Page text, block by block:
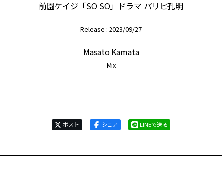
前園ケイジ「SO SO」ドラマ パリピ孔明
Release : 2023/09/27
Masato Kamata
Mix
ポスト シェア LINEで送る